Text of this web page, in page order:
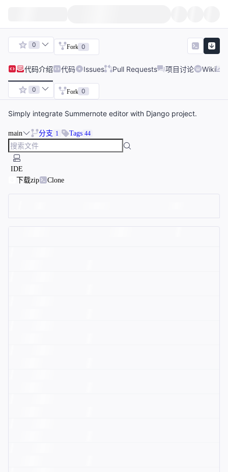
0 Fork 0
代码介绍 代码 Issues Pull Requests 项目讨论 Wiki
0 Fork 0
Simply integrate Summernote editor with Django project.
main 分支 1 Tags 44
IDE
下载zip
Clone